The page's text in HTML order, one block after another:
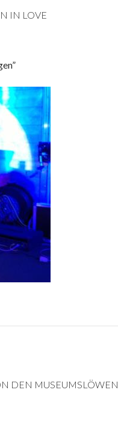
IN LOVE
DEN MUSEUMSLÖWEN